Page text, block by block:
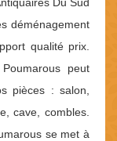
déménagement
qualité prix.
peut
pièces : salon,
cave, combles.
se met à